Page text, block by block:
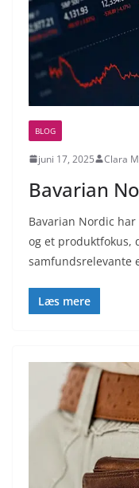
BLOG
juni 17, 2025 Clara
Bavarian
Bavarian Nordic
og et produktfokus,
samfundsrelevante
Læs mere